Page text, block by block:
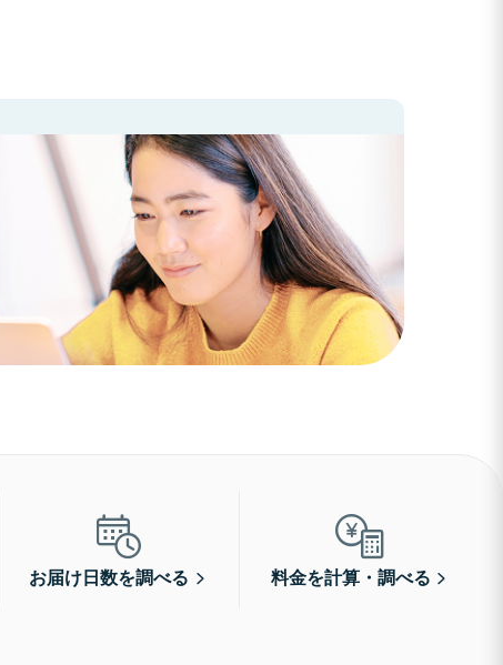
お届け日数を調べる 料金を計算・調べる